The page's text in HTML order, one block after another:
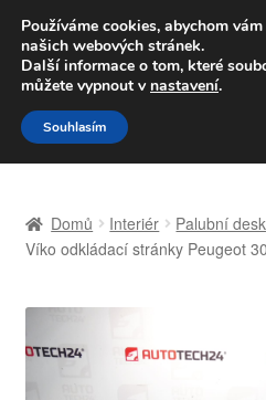
DOPRAVA
Volejte po-pá 9-
Přeskočit
na
navigaci
Přejít
k
obsahu
Celosvětová doprava
Kontakt
Domů Interiér Palubní
Víko odkládací stránky Peugeot
Používáme cookies, abychom
našich webových stránek.
Další informace o tom, které
můžete vypnout v nastavení.
Souhlasím